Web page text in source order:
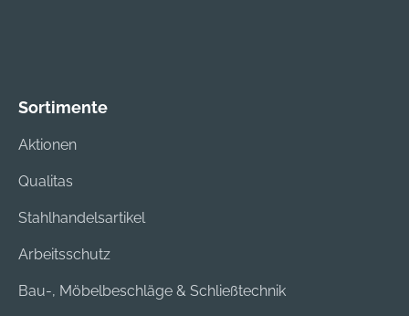
Sortimente
Aktionen
Qualitas
Stahlhandelsartikel
Arbeitsschutz
Bau-, Möbelbeschläge & Schließtechnik